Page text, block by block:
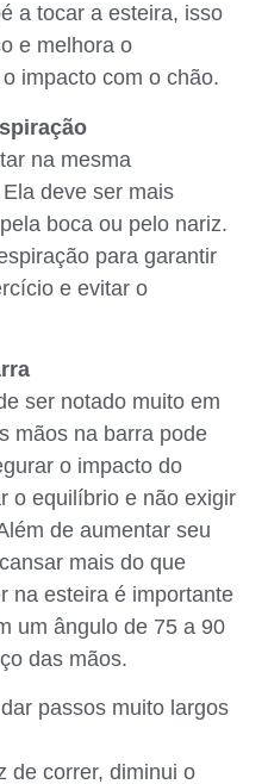
a tocar a esteira, isso
e melhora o
impacto com o chão.
na mesma
deve ser mais
boca ou pelo nariz.
para garantir
e evitar o
ser notado muito em
mãos na barra pode
o impacto do
o equilíbrio e não exigir
de aumentar seu
mais do que
na esteira é importante
um ângulo de 75 a 90
das mãos.
passos muito largos
de correr, diminui o